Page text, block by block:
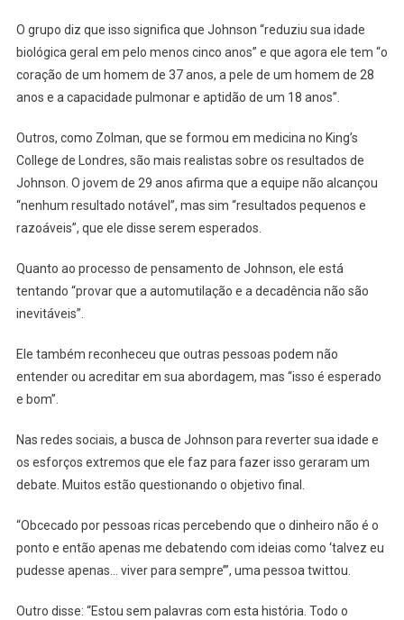
O grupo diz que isso significa que Johnson “reduziu sua idade
biológica geral em pelo menos cinco anos” e que agora ele tem “o
coração de um homem de 37 anos, a pele de um homem de 28
anos e a capacidade pulmonar e aptidão de um 18 anos”.
Outros, como Zolman, que se formou em medicina no King’s
College de Londres, são mais realistas sobre os resultados de
Johnson. O jovem de 29 anos afirma que a equipe não alcançou
“nenhum resultado notável”, mas sim “resultados pequenos e
razoáveis”, que ele disse serem esperados.
Quanto ao processo de pensamento de Johnson, ele está
tentando “provar que a automutilação e a decadência não são
inevitáveis”.
Ele também reconheceu que outras pessoas podem não
entender ou acreditar em sua abordagem, mas “isso é esperado
e bom”.
Nas redes sociais, a busca de Johnson para reverter sua idade e
os esforços extremos que ele faz para fazer isso geraram um
debate. Muitos estão questionando o objetivo final.
“Obcecado por pessoas ricas percebendo que o dinheiro não é o
ponto e então apenas me debatendo com ideias como ‘talvez eu
pudesse apenas… viver para sempre’”, uma pessoa twittou.
Outro disse: “Estou sem palavras com esta história. Todo o